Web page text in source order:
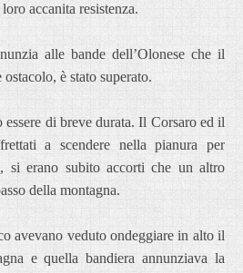
accanita resistenza.
alle bande dell’Olonese che il
è stato superato.
di breve durata. Il Corsaro ed il
a scendere nella pianura per
si erano subito accorti che un altro
della montagna.
avevano veduto ondeggiare in alto il
e quella bandiera annunziava la